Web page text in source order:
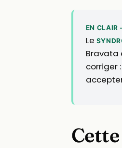
EN CLAIR
Le
Bravata
corriger